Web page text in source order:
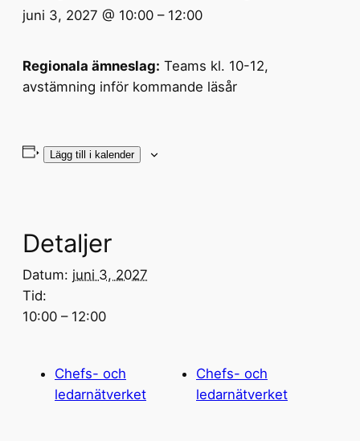
juni 3, 2027 @ 10:00 – 12:00
Regionala ämneslag: Teams kl. 10-12,
avstämning inför kommande läsår
Lägg till i kalender
Detaljer
Datum: juni 3, 2027
Tid:
10:00 – 12:00
Chefs- och
ledarnätverket
Chefs- och
ledarnätverket